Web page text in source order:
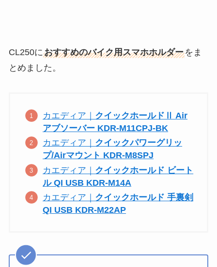
CL250におすすめのバイク用スマホホルダーをま
とめました。
カエディア｜ クイックホールドⅡ Air
アブソーバー KDR-M11CPJ-BK
カエディア｜ クイックパワーグリッ
プ/Airマウント KDR-M8SPJ
カエディア｜ クイックホールド ビート
ル QI USB KDR-M14A
カエディア｜ クイックホールド 手裏剣
QI USB KDR-M22AP